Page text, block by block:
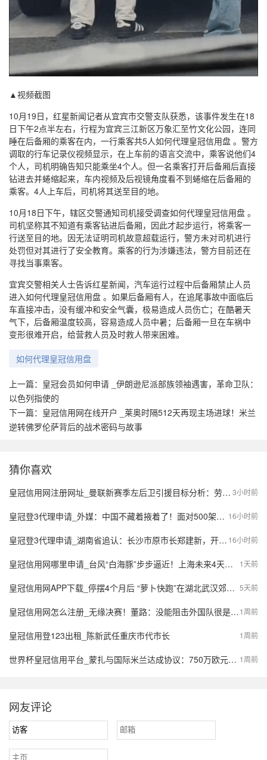
▲视频截图
10月19日，红星新闻记者从宜宾市交警支队获悉，该事件发生在18
日下午2点半左右，行程为宜宾三江新区万象汇至竹文化公园，连同
睡在后备厢的乘客在内，一行乘客共5人如何代理皇冠信用盘 。警方
调取的行车记录仪视频显示，在上车前的语言交流中，乘客说他们4
个人，司机明确告知只能乘坐4个人。但一名乘客打开后备厢后直接
钻进去并蜷缩起来，车内视频及后视镜角度看不到蜷缩在后备厢的
乘客。4人上车后，司机将其送至目的地。
10月18日下午，辖区交警通知司机接受调查如何代理皇冠信用盘 。
司机坚称其不知道有乘客钻进后备厢，因此才起步运行，将乘客一
行送至目的地。因无法证明司机故意超载运行，警方未对司机进行
处罚但对其进行了安全教育。乘客的行为涉嫌违法，警方目前还在
寻找当事乘客。
宜宾交警相关人士告诉红星新闻，汽车运行过程中后备厢禁止人员
进入如何代理皇冠信用盘 。如果后备厢有人，在追尾事故中面临后
车直接冲击，没有缓冲和安全气囊，极易造成人员伤亡；在酷暑天
气下，后备厢温度较高，容易造成人员中暑；后备厢一旦在车祸中
变形很难开启，给营救人员及时救人带来困难。
如何代理皇冠信用盘
上一篇： 皇冠会员如何申请 _伊朗逊尼派部族领袖遇害，革命卫队：
以色列指使的
下一篇： 皇冠信用网在线开户 _莱奥时隔512天再现主场进球！米兰
逆转佛罗伦萨背后的战术密码与故事
猜你喜欢
3小时前
皇冠信用网注册网址_曼联新赛季左后卫引援目标分析：劳姆、霍尔与胡安·米兰达的竞争之战
16小时前
皇冠登3代理申请_外媒：中国不藏着掖着了！面对500架歼20，望美飞行员各个是王牌
16小时前
皇冠登3代理申请_湖南省追认：长沙市原市长郑建新，开除党籍；曾因重大事故失职失责被免去市长职务；曾任湖南省财政厅厅长等
1天前
皇冠信用网哪里申请_台风“白海豚”步步逼近！上海未来4天风长雨强，或有龙卷风出现
5天前
皇冠信用网APP下载_停摆4个月后 “萝卜快跑”在湖北武汉郊区重新接单，多名本地用户发帖称重新叫到车
1周前
皇冠信用网怎么注册_无缘决赛！董路：没能阻击外国队很是自责，孩子们尽力了责任在我
1周前
皇冠信用登123出租_陈新武任重庆市代市长
1周前
世界杯皇冠信用平台_蒙扎与国际米兰达成协议：750万欧元签下阿金桑米罗，10%二转分成成亮点
网友评论